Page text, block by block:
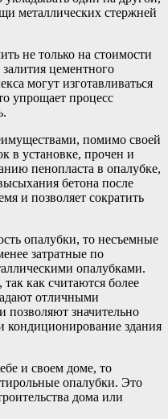
металлических стержней
не только на стоимости
цементного
могут изготавливаться
упрощает процесс
помимо своей
в установке, прочен и
пенопласта в опалубке,
бетона после
и позволяет сократить
опалубки, то несъемные
затратные по
опалубками.
как считаются более
отличными
позволяют значительно
кондиционирование здания
и своем доме, то
опалубки. Это
дома или